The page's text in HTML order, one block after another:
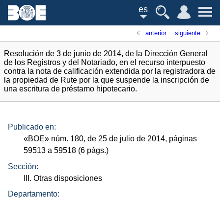
es
anterior siguiente
Resolución de 3 de junio de 2014, de la Dirección General
de los Registros y del Notariado, en el recurso interpuesto
contra la nota de calificación extendida por la registradora de
la propiedad de Rute por la que suspende la inscripción de
una escritura de préstamo hipotecario.
Publicado en:
«BOE» núm. 180, de 25 de julio de 2014, páginas
59513 a 59518 (6 págs.)
Sección:
III. Otras disposiciones
Departamento: